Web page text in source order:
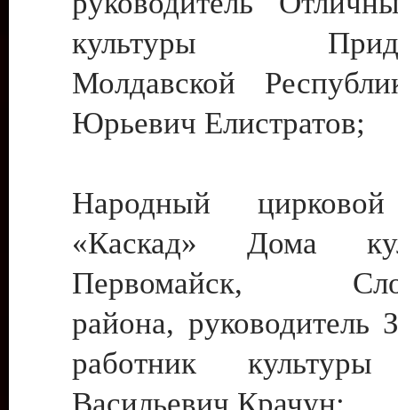
культуры
Молдавской
Юрьевич Елистратов;
Народный цирковой
«Каскад» Дома
Первомайск,
района, руководитель
работник культуры